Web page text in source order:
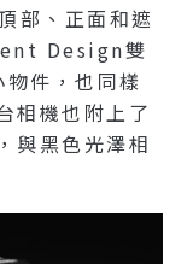
部、正面和遮
Design雙
件，也同樣
相機也附上了
與黑色光澤相